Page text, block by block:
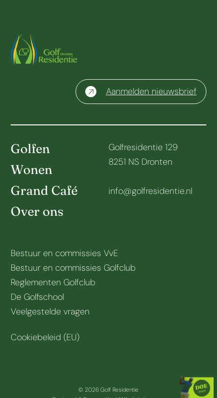
Aanmelden nieuwsbrief
Golfen
Wonen
Grand Café
Over ons
Golfresidentie 129
8251 NS Dronten
info@golfresidentie.nl
Bestuur en commissies VvE
Bestuur en commissies Golfclub
Reglementen Golfclub
De Golfschool
Veelgestelde vragen
Cookiebeleid (EU)
© 2026 Golf Residentie